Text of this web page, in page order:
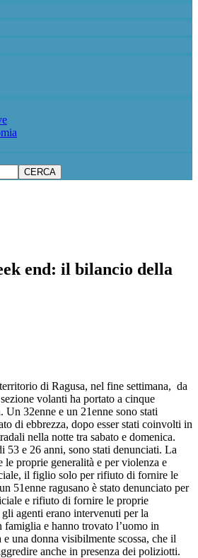
end: il bilancio della
di Ragusa, nel fine settimana, da
volanti ha portato a cinque
Un 32enne e un 21enne sono stati
di ebbrezza, dopo esser stati coinvolti in
nella notte tra sabato e domenica.
53 e 26 anni, sono stati denunciati. La
proprie generalità e per violenza e
il figlio solo per rifiuto di fornire le
51enne ragusano è stato denunciato per
e rifiuto di fornire le proprie
agenti erano intervenuti per la
famiglia e hanno trovato l’uomo in
una donna visibilmente scossa, che il
anche in presenza dei poliziotti.